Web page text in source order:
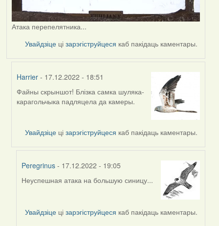
Атака перепелятника...
Увайдзіце цізарэгіструйцеся каб пакідаць каментары.
Harrier - 17.12.2022 - 18:51
In
reply
Peregrinus
Файны скрыншот! Блізка самка шуляка-
карагольчыка падляцела да камеры.
Увайдзіце цізарэгіструйцеся каб пакідаць каментары.
Peregrinus - 17.12.2022 - 19:05
In
by
Неуспешная атака на большую синицу...
Увайдзіце цізарэгіструйцеся каб пакідаць каментары.